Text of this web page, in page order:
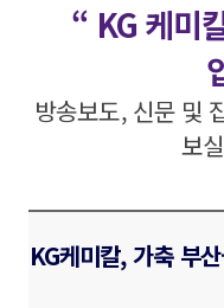
“ KG 케미
방송보도, 신문 및
보
KG케미칼, 가축 부